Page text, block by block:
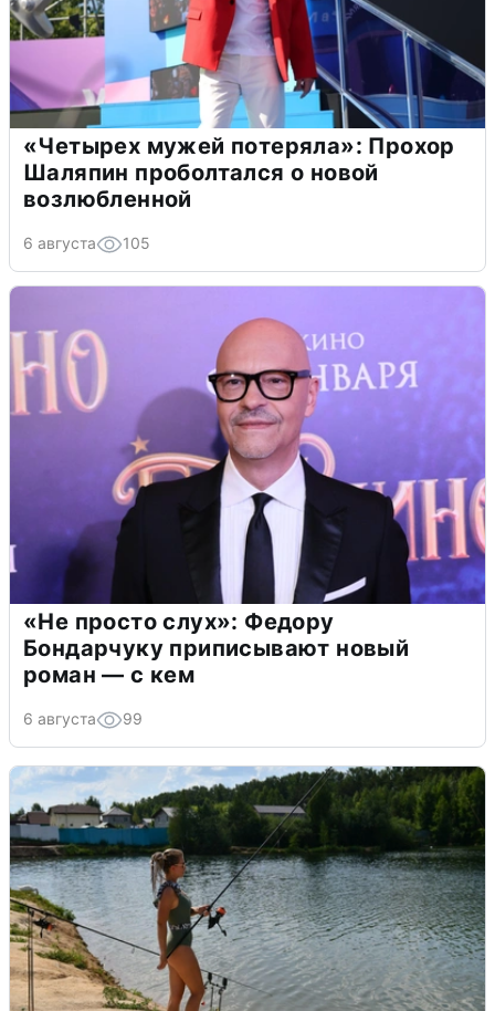
«Четырех мужей потеряла»: Прохор
Шаляпин проболтался о новой
возлюбленной
6 августа 105
«Не просто слух»: Федору
Бондарчуку приписывают новый
роман — с кем
6 августа 99